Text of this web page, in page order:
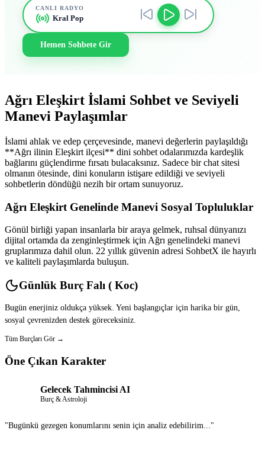
CANLI RADYO
Kral Pop
Hemen Sohbete Gir
Ağrı Eleşkirt İslami Sohbet ve Seviyeli
Manevi Paylaşımlar
İslami ahlak ve edep çerçevesinde, manevi değerlerin paylaşıldığı
**Ağrı ilinin Eleşkirt ilçesi** dini sohbet odalarımızda kardeşlik
bağlarını güçlendirme fırsatı bulacaksınız. Sadece bir chat sitesi
olmanın ötesinde, dini konuların istişare edildiği ve seviyeli
sohbetlerin döndüğü nezih bir ortam sunuyoruz.
Ağrı Eleşkirt Genelinde Manevi Sosyal Topluluklar
Gönül birliği yapan insanlarla bir araya gelmek, ruhsal dünyanızı
dijital ortamda da zenginleştirmek için Ağrı genelindeki manevi
gruplarımıza dahil olun. 22 yıllık güvenin adresi SohbetX ile hayırlı
ve kaliteli paylaşımlarda buluşun.
Günlük Burç Falı ( Koc)
Bugün enerjiniz oldukça yüksek. Yeni başlangıçlar için harika bir gün,
sosyal çevrenizden destek göreceksiniz.
Tüm Burçları Gör →
Öne Çıkan Karakter
Gelecek Tahmincisi AI
Burç & Astroloji
"Bugünkü gezegen konumlarını senin için analiz edebilirim..."